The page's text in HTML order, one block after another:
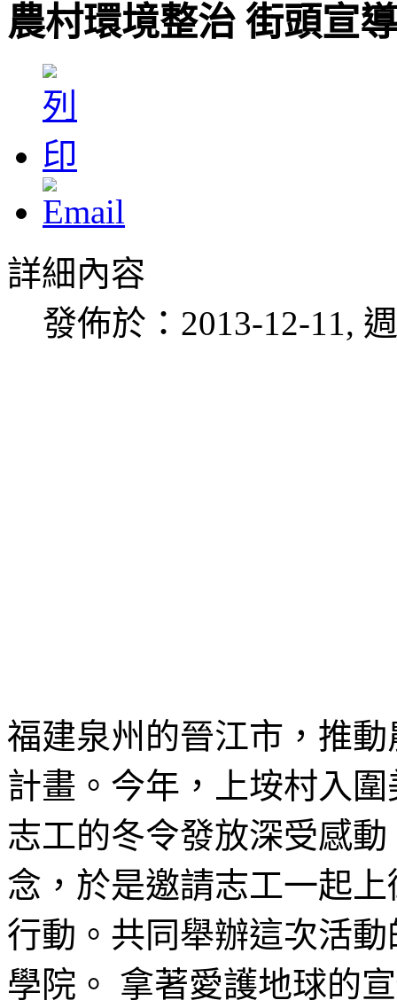
農村環境整治 街頭宣
詳細內容
發佈於：2013-12-11,
福建泉州的晉江市，推
計畫。今年，上垵村入
志工的冬令發放深受感
念，於是邀請志工一起
行動。共同舉辦這次活
學院。 拿著愛護地球的